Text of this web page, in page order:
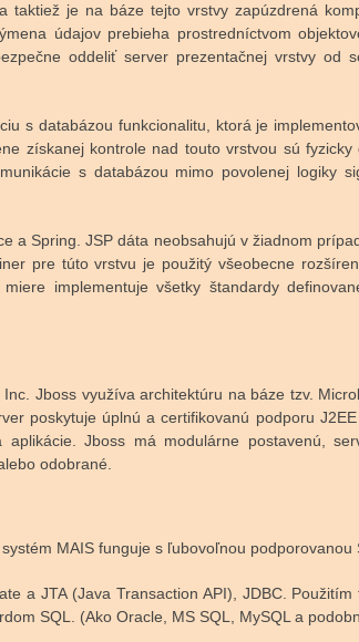
je na báze tejto vrstvy zapúzdrená
údajov prebieha prostredníctvom
oddeliť server prezentačnej vrstvy od
s databázou funkcionalitu, ktorá je
získanej kontrole nad touto vrstvou sú fyzicky
s databázou mimo povolenej logiky
a Spring. JSP dáta neobsahujú v žiadnom
pre túto vrstvu je použitý všeobecne
implementuje všetky štandardy
Jboss využíva architektúru na báze tzv.
poskytuje úplnú a certifikovanú podporu
Jboss má modulárne postavenú,
odobrané.
MAIS funguje s ľubovoľnou podporovanou
a JTA (Java Transaction API), JDBC. Použitím
SQL. (Ako Oracle, MS SQL, MySQL a